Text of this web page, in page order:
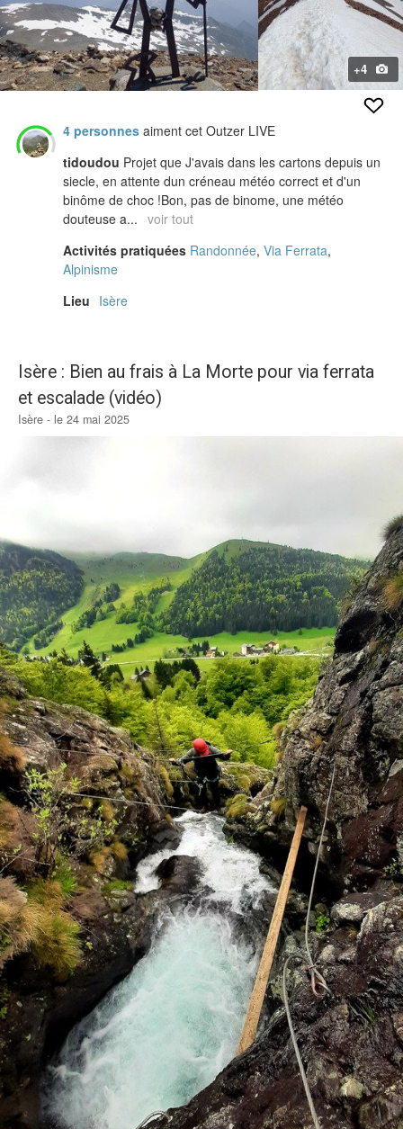
+4
4 personnes aiment cet Outzer LIVE
tidoudou Projet que J'avais dans les cartons depuis un
siecle, en attente dun créneau météo correct et d'un
binôme de choc !Bon, pas de binome, une météo
douteuse a... voir tout
Activités pratiquées Randonnée, Via Ferrata,
Alpinisme
Lieu Isère
Isère : Bien au frais à La Morte pour via ferrata
et escalade (vidéo)
Isère - le 24 mai 2025